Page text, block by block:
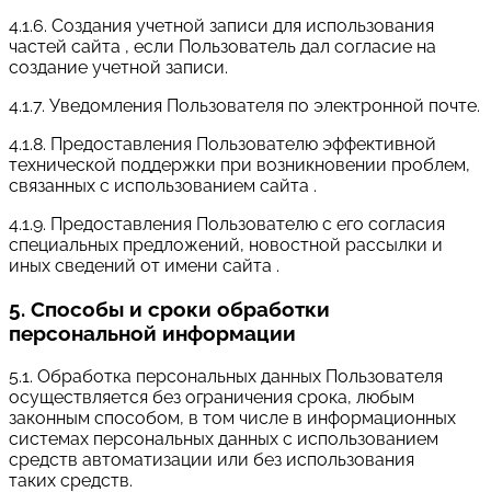
4.1.6. Создания учетной записи для использования
частей сайта , если Пользователь дал согласие на
создание учетной записи.
4.1.7. Уведомления Пользователя по электронной почте.
4.1.8. Предоставления Пользователю эффективной
технической поддержки при возникновении проблем,
связанных с использованием сайта .
4.1.9. Предоставления Пользователю с его согласия
специальных предложений, новостной рассылки и
иных сведений от имени сайта .
5. Способы и сроки обработки
персональной информации
5.1. Обработка персональных данных Пользователя
осуществляется без ограничения срока, любым
законным способом, в том числе в информационных
системах персональных данных с использованием
средств автоматизации или без использования
таких средств.